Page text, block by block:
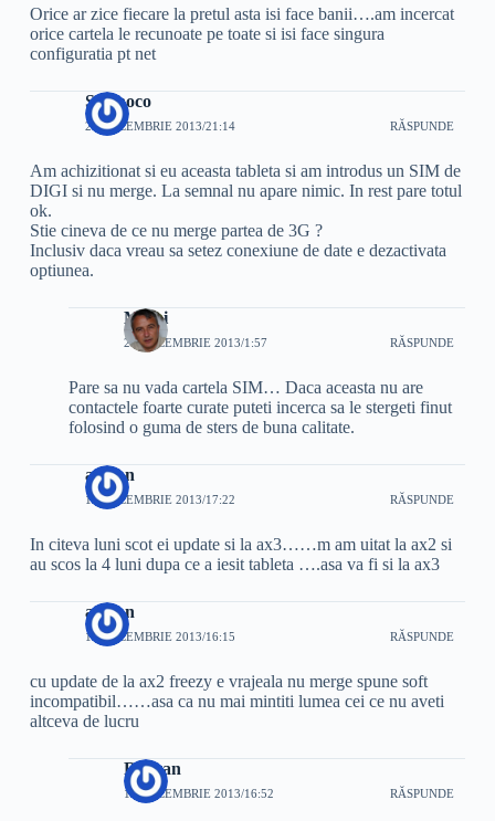
Orice ar zice fiecare la pretul asta isi face banii….am incercat
orice cartela le recunoate pe toate si isi face singura
configuratia pt net
Sorinoco
20 DECEMBRIE 2013/21:14 RĂSPUNDE
Am achizitionat si eu aceasta tableta si am introdus un SIM de
DIGI si nu merge. La semnal nu apare nimic. In rest pare totul
ok.
Stie cineva de ce nu merge partea de 3G ?
Inclusiv daca vreau sa setez conexiune de date e dezactivata
optiunea.
Mihai
21 DECEMBRIE 2013/1:57 RĂSPUNDE
Pare sa nu vada cartela SIM… Daca aceasta nu are
contactele foarte curate puteti incerca sa le stergeti finut
folosind o guma de sters de buna calitate.
adrian
12 DECEMBRIE 2013/17:22 RĂSPUNDE
In citeva luni scot ei update si la ax3……m am uitat la ax2 si
au scos la 4 luni dupa ce a iesit tableta ….asa va fi si la ax3
adrian
12 DECEMBRIE 2013/16:15 RĂSPUNDE
cu update de la ax2 freezy e vrajeala nu merge spune soft
incompatibil……asa ca nu mai mintiti lumea cei ce nu aveti
altceva de lucru
Razvan
12 DECEMBRIE 2013/16:52 RĂSPUNDE